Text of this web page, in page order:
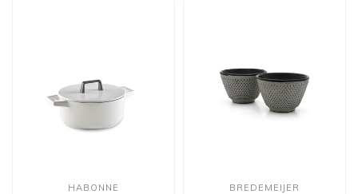
HABONNE BREDEMEIJER